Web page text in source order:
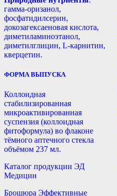
гамма-оризанол,
фосфатидилсерин,
докозагексаеновая кислота,
диметиламиноэтанол,
диметилглицин, L-карнитин,
кверцетин.
ФОРМА ВЫПУСКА
Коллоидная
стабилизированная
микроактивированная
суспензия (коллоидная
фитоформула) во флаконе
тёмного аптечного стекла
объёмом 237 мл.
Каталог продукции ЭД
Медицин
Брошюра Эффективные